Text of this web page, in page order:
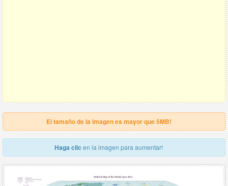
El tamaño de la imagen es mayor que 5MB!
Haga clic en la imagen para aumentar!